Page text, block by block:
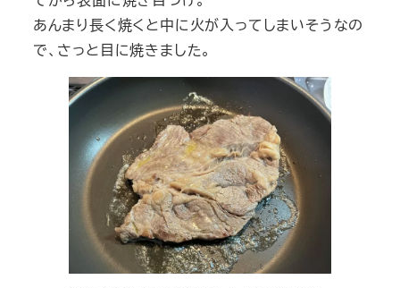
あんまり長く焼くと中に火が入ってしまいそうなの
で、さっと目に焼きました。